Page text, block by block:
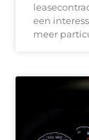
een
meer